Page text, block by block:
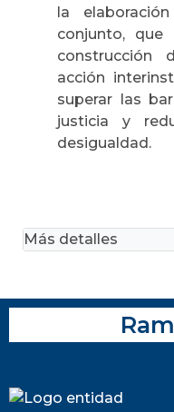
la
conjunto, que
construcción
acción
superar las
justicia y
desigualdad.
Más detalles